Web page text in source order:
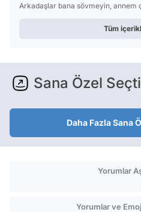
Arkadaşlar bana sövmeyin, annem
Tüm
Sana Özel
Daha Fazla Sana
Yorumlar
Yorumlar ve